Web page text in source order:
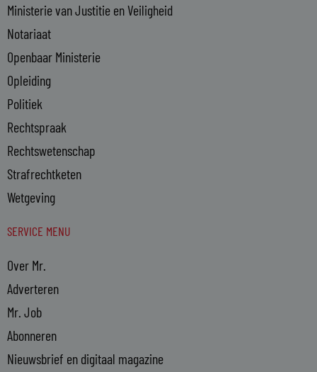
Ministerie van Justitie en Veiligheid
Notariaat
Openbaar Ministerie
Opleiding
Politiek
Rechtspraak
Rechtswetenschap
Strafrechtketen
Wetgeving
SERVICE MENU
Over Mr.
Adverteren
Mr. Job
Abonneren
Nieuwsbrief en digitaal magazine